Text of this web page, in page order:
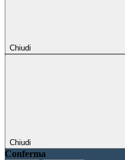
Chiudi
Chiudi
Conferma